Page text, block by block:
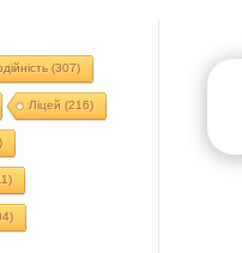
(307)
Ліцей (216)